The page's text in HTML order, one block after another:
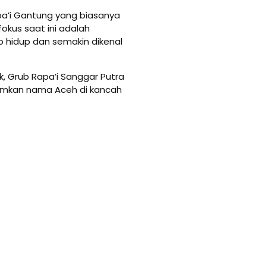
Gantung yang biasanya
saat ini adalah
dan semakin dikenal
Rapa’i Sanggar Putra
nama Aceh di kancah